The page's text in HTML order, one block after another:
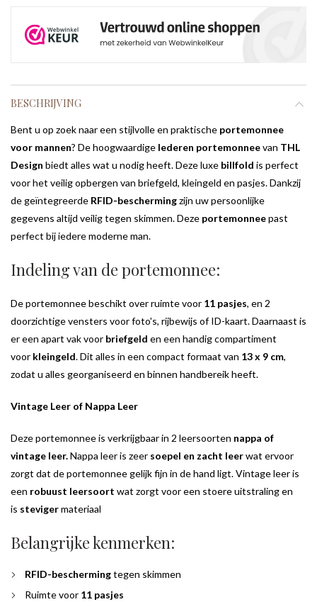
BESCHRIJVING
Bent u op zoek naar een stijlvolle en praktische portemonnee
voor mannen? De hoogwaardige lederen portemonneevan THL
Design biedt alles wat u nodig heeft. Deze luxe billfold is perfect
voor het veilig opbergen van briefgeld, kleingeld en pasjes. Dankzij
de geïntegreerde RFID-beschermingzijn uw persoonlijke
gegevens altijd veilig tegen skimmen. Deze portemonneepast
perfect bij iedere moderne man.
Indeling van de portemonnee:
De portemonnee beschikt over ruimte voor 11 pasjes, en 2
doorzichtige vensters voor foto's, rijbewijs of ID-kaart. Daarnaast is
er een apart vak voor briefgeld en een handig compartiment
voor kleingeld. Dit alles in een compact formaat van 13 x 9 cm,
zodat u alles georganiseerd en binnen handbereik heeft.
Vintage Leer of Nappa Leer
Deze portemonnee is verkrijgbaar in 2 leersoorten nappa of
vintage leer.Nappa leer is zeer soepel en zacht leerwat ervoor
zorgt dat de portemonnee gelijk fijn in de hand ligt. Vintage leer is
een robuust leersoort wat zorgt voor een stoere uitstraling en
is stevigermateriaal
Belangrijke kenmerken:
RFID-beschermingtegen skimmen
Ruimte voor 11 pasjes